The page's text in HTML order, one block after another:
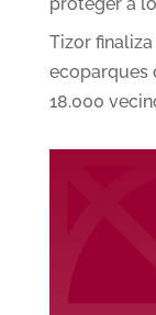
Tizor
ecoparques
18.000